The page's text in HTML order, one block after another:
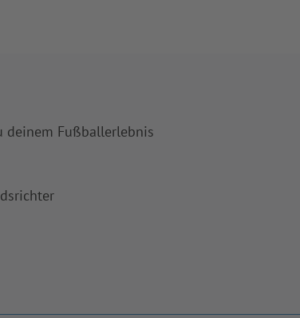
deinem Fußballerlebnis